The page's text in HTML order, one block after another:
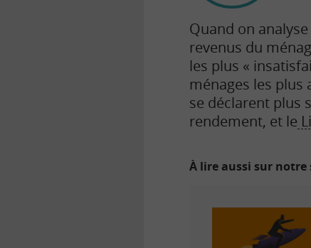
Quand on
revenus du
les plus «
ménages les plus
se déclarent plus
rendement, et le
À lire aussi sur notre